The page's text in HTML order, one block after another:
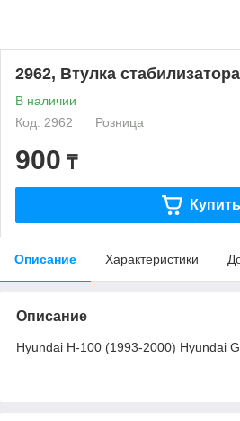
2962, Втулка
В наличии
Код: 2962
Розница
900 ₸
Купить
Описание Характеристики
Описание
Hyundai H-100 (1993-2000) Hyundai